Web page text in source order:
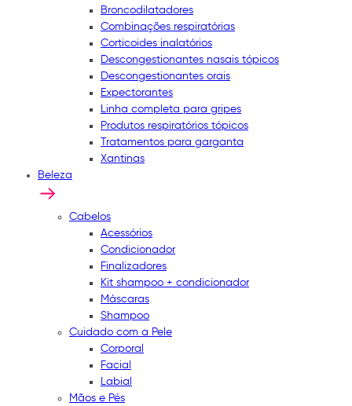
Broncodilatadores
Combinações respiratórias
Corticoides inalatórios
Descongestionantes nasais tópicos
Descongestionantes orais
Expectorantes
Linha completa para gripes
Produtos respiratórios tópicos
Tratamentos para garganta
Xantinas
Beleza
Cabelos
Acessórios
Condicionador
Finalizadores
Kit shampoo + condicionador
Máscaras
Shampoo
Cuidado com a Pele
Corporal
Facial
Labial
Mãos e Pés